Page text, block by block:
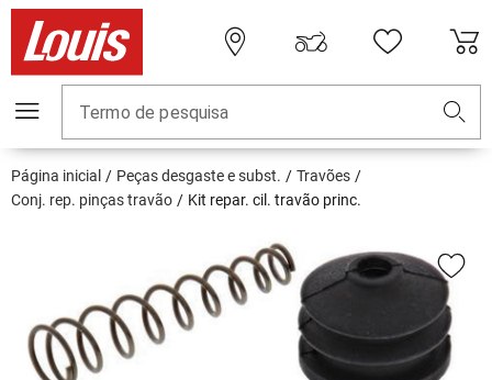
Termo de pesquisa
Página inicial Peças desgaste e subst.
Travões
Conj. rep. pinças travão
Kit repar. cil. travão princ.